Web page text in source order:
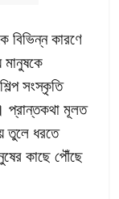
বিভিন্ন কারণে
মানুষকে
সংস্কৃতি
প্রান্তকথা মূলত
তুলে ধরতে
কাছে পৌঁছে